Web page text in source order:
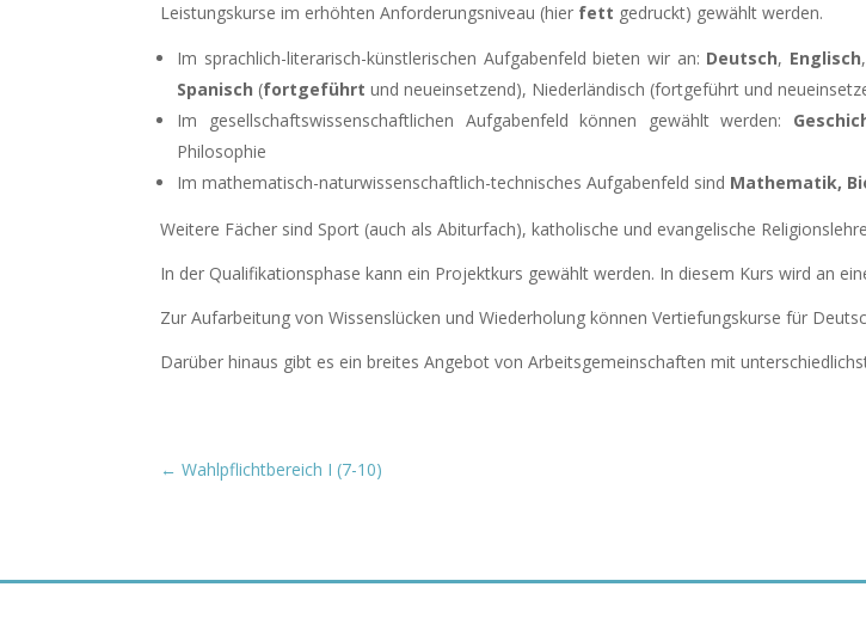
Leistungskurse im erhöhten Anforderungsniveau (hier fett gedruckt) gewählt werden.
Im sprachlich-literarisch-künstlerischen Aufgabenfeld bieten wir an: Deutsch, Englisch
Spanisch (fortgeführt und neueinsetzend), Niederländisch (fortgeführt und
Im gesellschaftswissenschaftlichen Aufgabenfeld können gewählt werden:
Philosophie
Im mathematisch-naturwissenschaftlich-technisches Aufgabenfeld sind Mathematik,
Weitere Fächer sind Sport (auch als Abiturfach), katholische und evangelische
In der Qualifikationsphase kann ein Projektkurs gewählt werden. In diesem Kurs wird an
Zur Aufarbeitung von Wissenslücken und Wiederholung können Vertiefungskurse für
Darüber hinaus gibt es ein breites Angebot von Arbeitsgemeinschaften mit
←Wahlpflichtbereich I (7-10)